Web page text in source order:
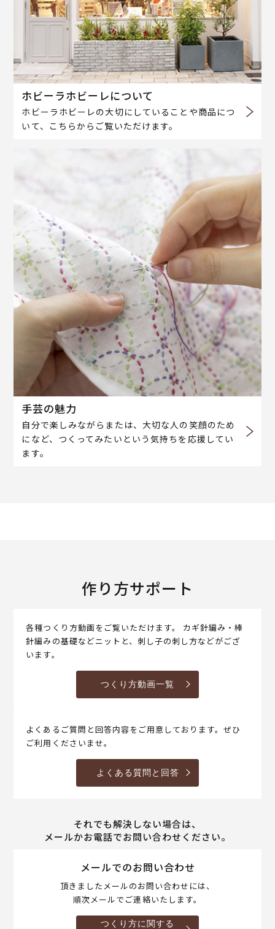
ホビーラホビーレについて
ホビーラホビーレの大切にしていることや商品につ
いて、こちらからご覧いただけます。
手芸の魅力
自分で楽しみながらまたは、大切な人の笑顔のため
になど、つくってみたいという気持ちを応援してい
ます。
作り方サポート
各種つくり方動画をご覧いただけます。 カギ針編み・棒
針編みの基礎などニットと、刺し子の刺し方などがござ
います。
つくり方動画一覧
よくあるご質問と回答内容をご用意しております。ぜひ
ご利用くださいませ。
よくある質問と回答
それでも解決しない場合は、
メールかお電話でお問い合わせください。
メールでのお問い合わせ
頂きましたメールのお問い合わせには、
順次メールでご連絡いたします。
つくり方に関する